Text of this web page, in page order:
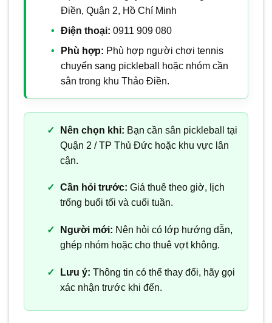
Điền, Quận 2, Hồ Chí Minh
Điện thoại: 0911 909 080
Phù hợp: Phù hợp người chơi tennis
chuyển sang pickleball hoặc nhóm cần
sân trong khu Thảo Điền.
Nên chọn khi: Bạn cần sân pickleball tại
Quận 2 / TP Thủ Đức hoặc khu vực lân
cận.
Cần hỏi trước: Giá thuê theo giờ, lịch
trống buổi tối và cuối tuần.
Người mới: Nên hỏi có lớp hướng dẫn,
ghép nhóm hoặc cho thuê vợt không.
Lưu ý: Thông tin có thể thay đổi, hãy gọi
xác nhận trước khi đến.